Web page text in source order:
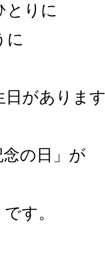
とりに
に
日がありま
の日」が
す。